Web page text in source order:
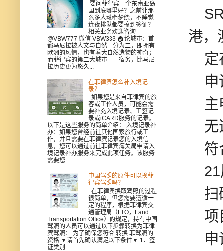
港，
定
申
主
无
符
21
扫
项
申
要问菲律宾一个东南亚岛
国到底哪里好？之前让那
么多人魂牵梦绕，不睡觉
连夜排队都要搞到签证？
相关业务欢迎咨询
@VBW777 微信 VBW333 🏠论城市：首
都马尼拉被人文与自然一分为二，即拥有
欧洲的风情，也有着大自然造物的神奇；
而菲律宾的第二大城市——宿务，比马尼
拉历史更为悠久...
在菲律宾怎么补入境记
录？
如果您是来自菲律宾的旅
客或工作人员，可能会需
要补充入境记录、工签记
录或iCARD服务的记录。
以下是这些服务的简单介绍： 入境记录补
办：如果您曾经前往其他国家旅行或工
作，并且需要在菲律宾记录您的入境信
息，您可以通过前往菲律宾海关局申请入
境记录补办服务来完成此项任务。该服务
需要您...
中国驾照的原件可以换菲
律宾驾照吗？
在菲律宾换取驾照的过程
很简单，但您需要遵循一
定的程序，根据菲律宾交
通管理局（LTO，Land
Transportation Office）的规定，持有中国
驾照的人员可以通过以下步骤转换为菲律
宾驾照： 为了确保您符合 转换 菲驾照的
资格 ▼请首先确认满足以下条件▼ 1、签
证类别...